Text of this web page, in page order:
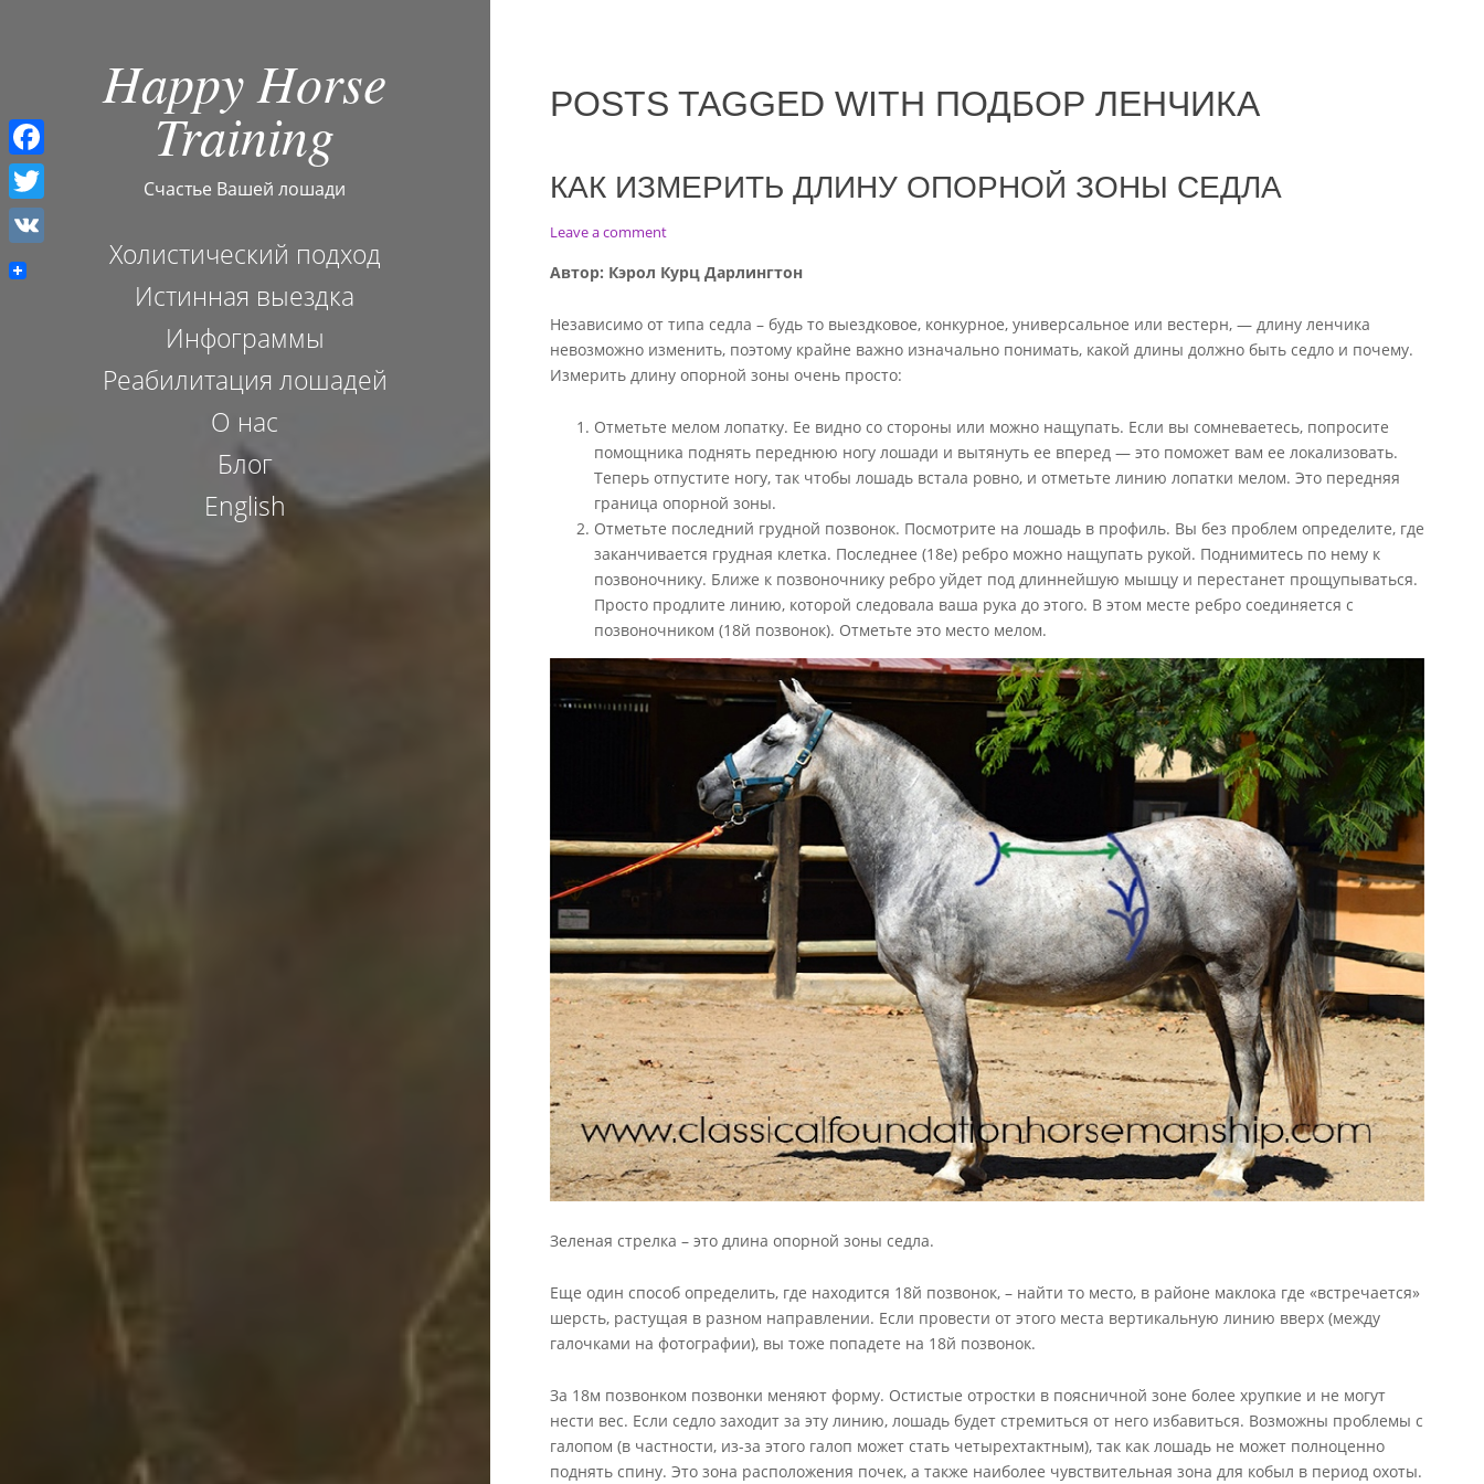
Happy Horse
Training
Счастье Вашей лошади
Холистический подход
Истинная выездка
Инфограммы
Реабилитация лошадей
О нас
Блог
English
POSTS TAGGED WITH ПОДБОР ЛЕНЧИКА
КАК ИЗМЕРИТЬ ДЛИНУ ОПОРНОЙ ЗОНЫ СЕДЛА
Leave a commenton
измерить
опорной
зоны
седла
Автор: Кэрол Курц Дарлингтон
Независимо от типа седла – будь то выездковое, конкурное, универсальное или вестерн, — длину ленчика
невозможно изменить, поэтому крайне важно изначально понимать, какой длины должно быть седло и почему.
Измерить длину опорной зоны очень просто:
Отметьте мелом лопатку. Ее видно со стороны или можно нащупать. Если вы сомневаетесь, попросите
помощника поднять переднюю ногу лошади и вытянуть ее вперед — это поможет вам ее локализовать.
Теперь отпустите ногу, так чтобы лошадь встала ровно, и отметьте линию лопатки мелом. Это передняя
граница опорной зоны.
Отметьте последний грудной позвонок. Посмотрите на лошадь в профиль. Вы без проблем определите, где
заканчивается грудная клетка. Последнее (18е) ребро можно нащупать рукой. Поднимитесь по нему к
позвоночнику. Ближе к позвоночнику ребро уйдет под длиннейшую мышцу и перестанет прощупываться.
Просто продлите линию, которой следовала ваша рука до этого. В этом месте ребро соединяется с
позвоночником (18й позвонок). Отметьте это место мелом.
Зеленая стрелка – это длина опорной зоны седла.
Еще один способ определить, где находится 18й позвонок, – найти то место, в районе маклока где «встречается»
шерсть, растущая в разном направлении. Если провести от этого места вертикальную линию вверх (между
галочками на фотографии), вы тоже попадете на 18й позвонок.
За 18м позвонком позвонки меняют форму. Остистые отростки в поясничной зоне более хрупкие и не могут
нести вес. Если седло заходит за эту линию, лошадь будет стремиться от него избавиться. Возможны проблемы с
галопом (в частности, из-за этого галоп может стать четырехтактным), так как лошадь не может полноценно
поднять спину. Это зона расположения почек, а также наиболее чувствительная зона для кобыл в период охоты.
F
a
c
e
T
i
V